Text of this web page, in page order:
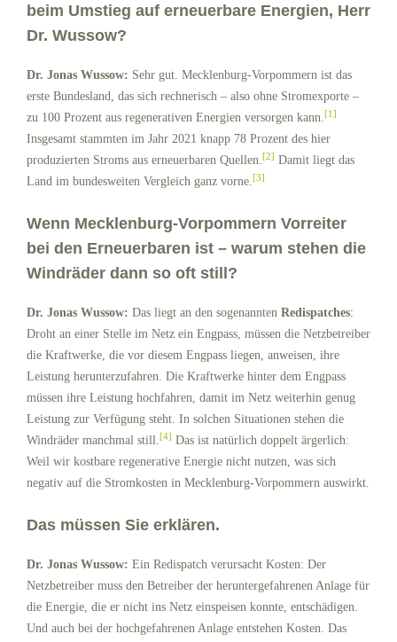
beim Umstieg auf erneuerbare Energien, Herr
Dr. Wussow?
Dr. Jonas Wussow: Sehr gut. Mecklenburg-Vorpommern ist das
erste Bundesland, das sich rechnerisch – also ohne Stromexporte –
zu 100 Prozent aus regenerativen Energien versorgen kann.[1]
Insgesamt stammten im Jahr 2021 knapp 78 Prozent des hier
produzierten Stroms aus erneuerbaren Quellen.[2] Damit liegt das
Land im bundesweiten Vergleich ganz vorne.[3]
Wenn Mecklenburg-Vorpommern Vorreiter
bei den Erneuerbaren ist – warum stehen die
Windräder dann so oft still?
Dr. Jonas Wussow: Das liegt an den sogenannten Redispatches:
Droht an einer Stelle im Netz ein Engpass, müssen die Netzbetreiber
die Kraftwerke, die vor diesem Engpass liegen, anweisen, ihre
Leistung herunterzufahren. Die Kraftwerke hinter dem Engpass
müssen ihre Leistung hochfahren, damit im Netz weiterhin genug
Leistung zur Verfügung steht. In solchen Situationen stehen die
Windräder manchmal still.[4] Das ist natürlich doppelt ärgerlich:
Weil wir kostbare regenerative Energie nicht nutzen, was sich
negativ auf die Stromkosten in Mecklenburg-Vorpommern auswirkt.
Das müssen Sie erklären.
Dr. Jonas Wussow: Ein Redispatch verursacht Kosten: Der
Netzbetreiber muss den Betreiber der heruntergefahrenen Anlage für
die Energie, die er nicht ins Netz einspeisen konnte, entschädigen.
Und auch bei der hochgefahrenen Anlage entstehen Kosten. Das